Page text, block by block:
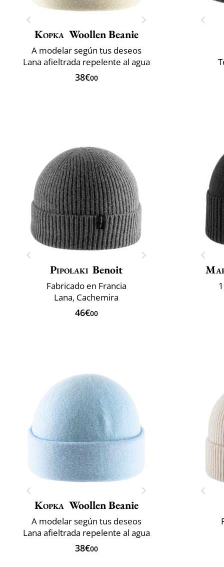
Kopka Woollen Beanie
A modelar según tus deseos
Lana afieltrada repelente al agua
38€00
Pipolaki Benoit
Fabricado en Francia
Lana, Cachemira
46€00
Kopka Woollen Beanie
A modelar según tus deseos
Lana afieltrada repelente al agua
38€00